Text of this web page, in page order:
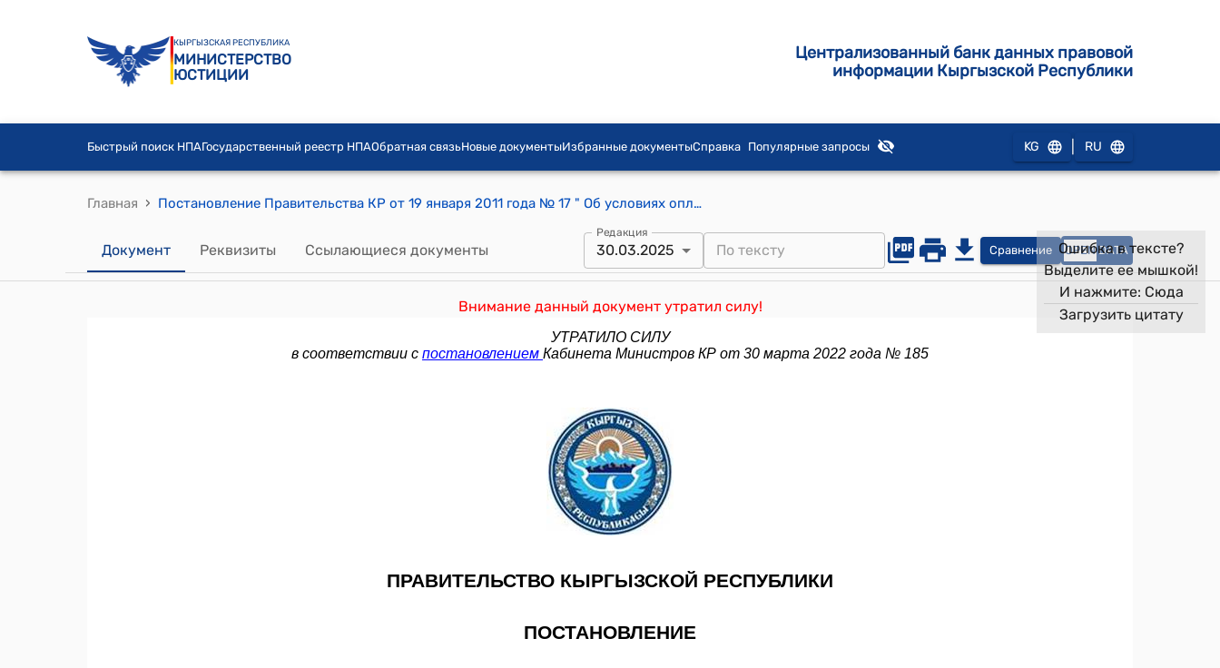
КЫРГЫЗСКАЯ РЕСПУБЛИКА
МИНИСТЕРСТВО
ЮСТИЦИИ
Централизованный банк данных правовой
информации Кыргызской Республики
Быстрый поиск НПАГосударственный реестр НПАОбратная связьНовые документыИзбранные документыСправка Популярные запросы KG RU
Главная › Постановление Правительства КР от 19 января 2011 года № 17 " Об условиях оплаты труда работников учреждений физической культуры и спорта"
Документ Реквизиты Ссылающиеся документы
Редакция
30.03.2025 Сравнение OPEN DATA
Внимание данный документ утратил силу!
Ошибка в тексте?
Выделите ее мышкой!
И нажмите: Сюда
Загрузить цитату